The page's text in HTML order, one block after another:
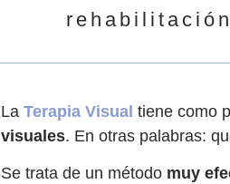
La Terapia Visual tiene como
visuales. En otras palabras:
Se trata de un método muy